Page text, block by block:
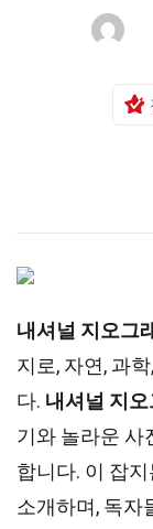
내셔널 지오그
지로, 자연, 과
다. 내셔널 지오
기와 놀라운 사
합니다. 이 잡
소개하며, 독자